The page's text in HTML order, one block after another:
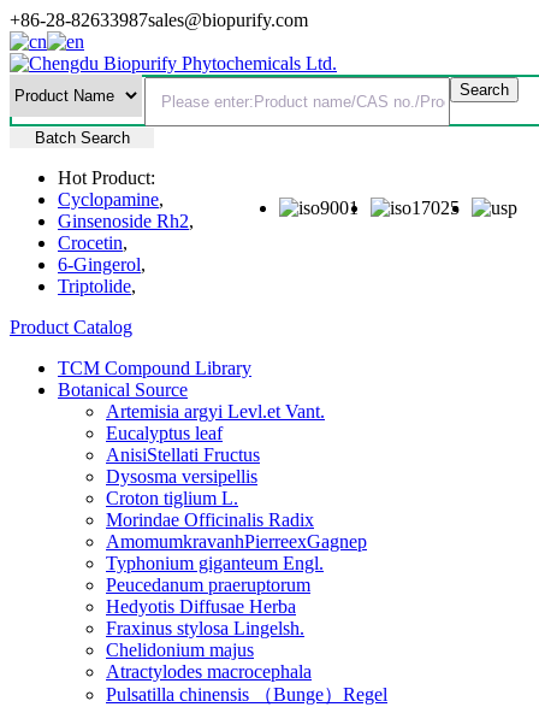
+86-28-82633987sales@biopurify.com
Batch Search
Hot Product:
Cyclopamine,
Ginsenoside Rh2,
Crocetin,
6-Gingerol,
Triptolide,
Product Catalog
TCM Compound Library
Botanical Source
Artemisia argyi Levl.et Vant.
Eucalyptus leaf
AnisiStellati Fructus
Dysosma versipellis
Croton tiglium L.
Morindae Officinalis Radix
AmomumkravanhPierreexGagnep
Typhonium giganteum Engl.
Peucedanum praeruptorum
Hedyotis Diffusae Herba
Fraxinus stylosa Lingelsh.
Chelidonium majus
Atractylodes macrocephala
Pulsatilla chinensis （Bunge）Regel